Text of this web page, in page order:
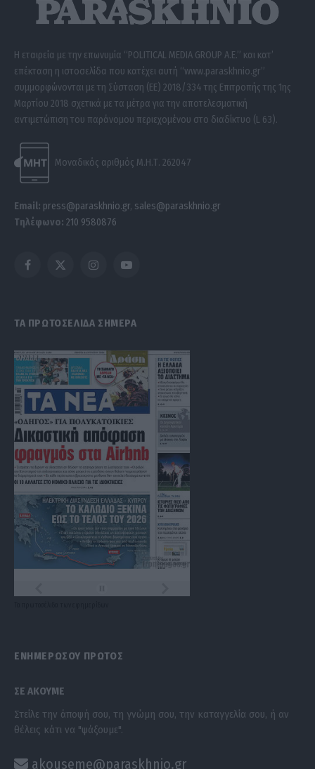
Η εταιρεία με την επωνυμία “POLITICAL MEDIA GROUP A.E.” και κατ’
επέκταση η ιστοσελίδα που κατέχει αυτή “www.paraskhnio.gr”
συμμορφώνονται με τη Σύσταση (ΕΕ) 2018/334 της Επιτροπής της 1ης
Μαρτίου 2018 σχετικά με τα μέτρα για την αποτελεσματική
αντιμετώπιση του παράνομου περιεχομένου στο διαδίκτυο (L 63).
Μοναδικός αριθμός Μ.Η.Τ. 262047
Email: press@paraskhnio.gr, sales@paraskhnio.gr
Τηλέφωνο: 210 9580876
Facebook
X
InstagramYouTube
ΤΑ ΠΡΩΤΟΣΕΛΙΔΑ ΣΗΜΕΡΑ
ΕΝΗΜΕΡΩΣΟΥ ΠΡΩΤΟΣ
ΣΕ ΑΚΟΥΜΕ
Στείλε την άποψή σου, τη γνώμη σου, την καταγγελία σου, ή αν
θέλεις κάτι να "ψάξουμε".
akouseme@paraskhnio.gr